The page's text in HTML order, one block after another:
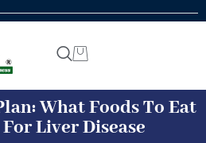
What Foods To Eat
Liver Disease